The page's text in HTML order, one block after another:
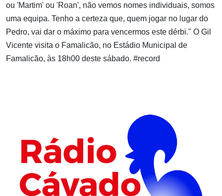
ou 'Martim' ou 'Roan', não vemos nomes individuais, somos
uma equipa. Tenho a certeza que, quem jogar no lugar do
Pedro, vai dar o máximo para vencermos este dérbi." O Gil
Vicente visita o Famalicão, no Estádio Municipal de
Famalicão, às 18h00 deste sábado. #record